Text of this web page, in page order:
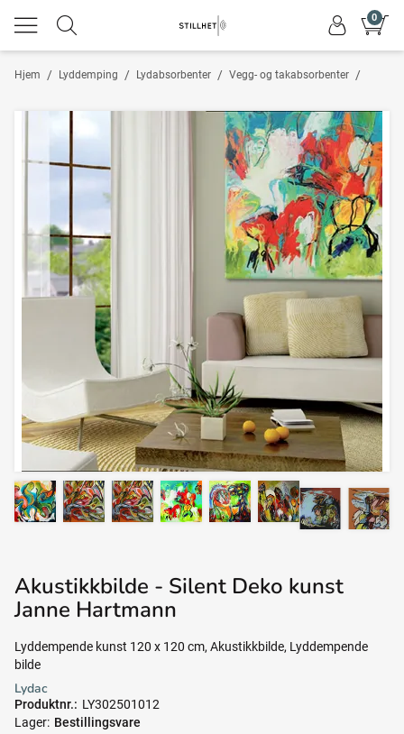
0
/
Hjem /
Lyddemping /
Lydabsorbenter /
Vegg- og takabsorbenter
Akustikkbilde - Silent Deko kunst
Janne Hartmann
Lyddempende kunst 120 x 120 cm, Akustikkbilde, Lyddempende
bilde
Lydac
Produktnr.
LY302501012
Lager Bestillingsvare